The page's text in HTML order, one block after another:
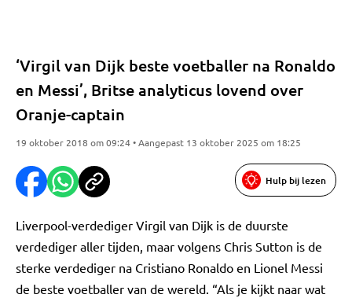
‘Virgil van Dijk beste voetballer na Ronaldo
en Messi’, Britse analyticus lovend over
Oranje-captain
19 oktober 2018 om 09:24 • Aangepast 13 oktober 2025 om 18:25
Hulp bij lezen
Liverpool-verdediger Virgil van Dijk is de duurste
verdediger aller tijden, maar volgens Chris Sutton is de
sterke verdediger na Cristiano Ronaldo en Lionel Messi
de beste voetballer van de wereld. “Als je kijkt naar wat